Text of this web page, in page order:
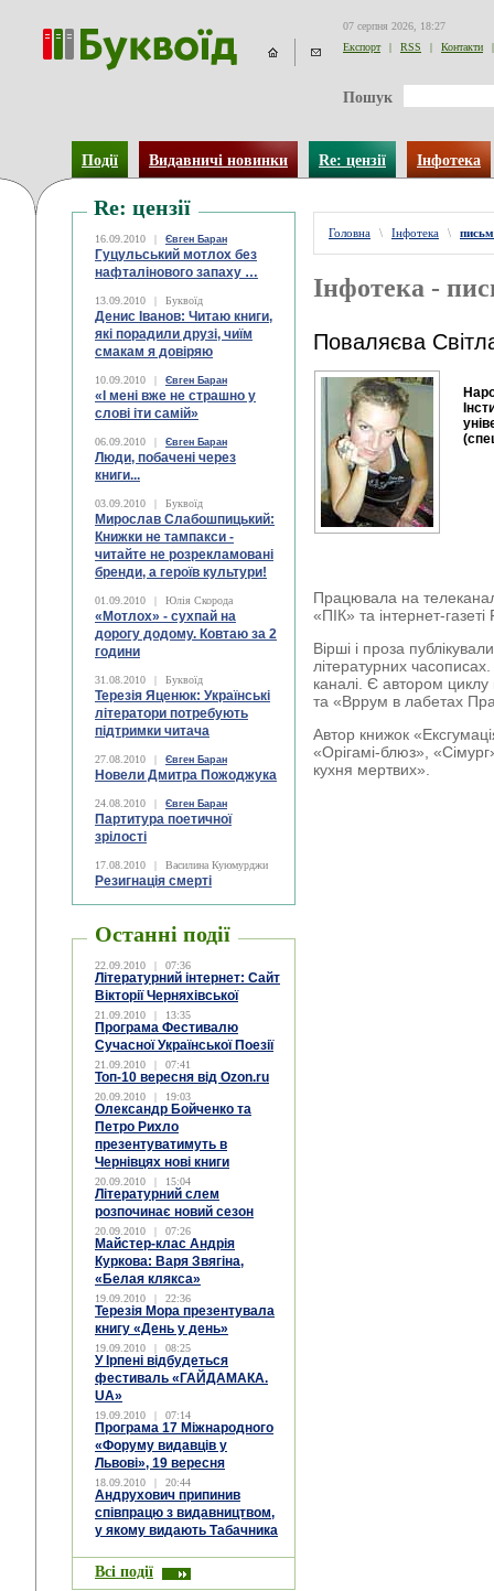
07 серпня 2026, 18:27
Експорт
| RSS | Контакти |
Пошук
Події Видавничі новинки Re: цензії Інфотека
Re: цензії
16.09.2010 | Євген Баран
Гуцульський мотлох без
нафталінового запаху …
13.09.2010 | Буквоїд
Денис Іванов: Читаю книги,
які порадили друзі, чиїм
смакам я довіряю
10.09.2010 | Євген Баран
«І мені вже не страшно у
слові іти самій»
06.09.2010 | Євген Баран
Люди, побачені через
книги...
03.09.2010 | Буквоїд
Мирослав Слабошпицький:
Книжки не тампакси -
читайте не розрекламовані
бренди, а героїв культури!
01.09.2010 | Юлія Скорода
«Мотлох» - сухпай на
дорогу додому. Ковтаю за 2
години
31.08.2010 | Буквоїд
Терезія Яценюк: Українські
літератори потребують
підтримки читача
27.08.2010 | Євген Баран
Новели Дмитра Пожоджука
24.08.2010 | Євген Баран
Партитура поетичної
зрілості
17.08.2010 | Василина Куюмурджи
Резигнація смерті
Останні події
22.09.2010 | 07:36
Літературний інтернет: Сайт
Вікторії Черняхівської
21.09.2010 | 13:35
Програма Фестивалю
Сучасної Української Поезії
21.09.2010 | 07:41
Топ-10 вересня від Ozon.ru
20.09.2010 | 19:03
Олександр Бойченко та
Петро Рихло
презентуватимуть в
Чернівцях нові книги
20.09.2010 | 15:04
Літературний слем
розпочинає новий сезон
20.09.2010 | 07:26
Майстер-клас Андрія
Куркова: Варя Звягіна,
«Белая клякса»
19.09.2010 | 22:36
Терезія Мора презентувала
книгу «День у день»
19.09.2010 | 08:25
У Ірпені відбудеться
фестиваль «ГАЙДАМАКА.
UA»
19.09.2010 | 07:14
Програма 17 Міжнародного
«Форуму видавців у
Львові», 19 вересня
18.09.2010 | 20:44
Андрухович припинив
співпрацю з видавництвом,
у якому видають Табачника
Всі події
Головна \ Інфотека \
Інфотека -
Поваляєва
Працювала на
«ПІК» та інтернет-
Вірші і проза
літературних
каналі. Є автором циклу
та «Вррум в лабетах
Автор книжок
«Орігамі-блюз»,
кухня мертвих».